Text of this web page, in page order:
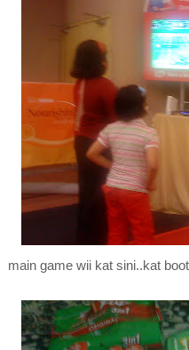
main game wii kat sini..kat